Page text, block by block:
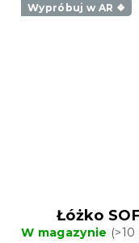
Wypróbuj w AR ❖
Łóżko
W magazynie